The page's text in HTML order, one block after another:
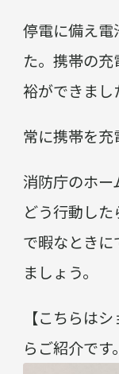
停電に備え電
た。携帯の
裕ができまし
常に携帯を充
消防庁のホー
どう行動し
で暇なときに
ましょう。
【こちらは
らご紹介です